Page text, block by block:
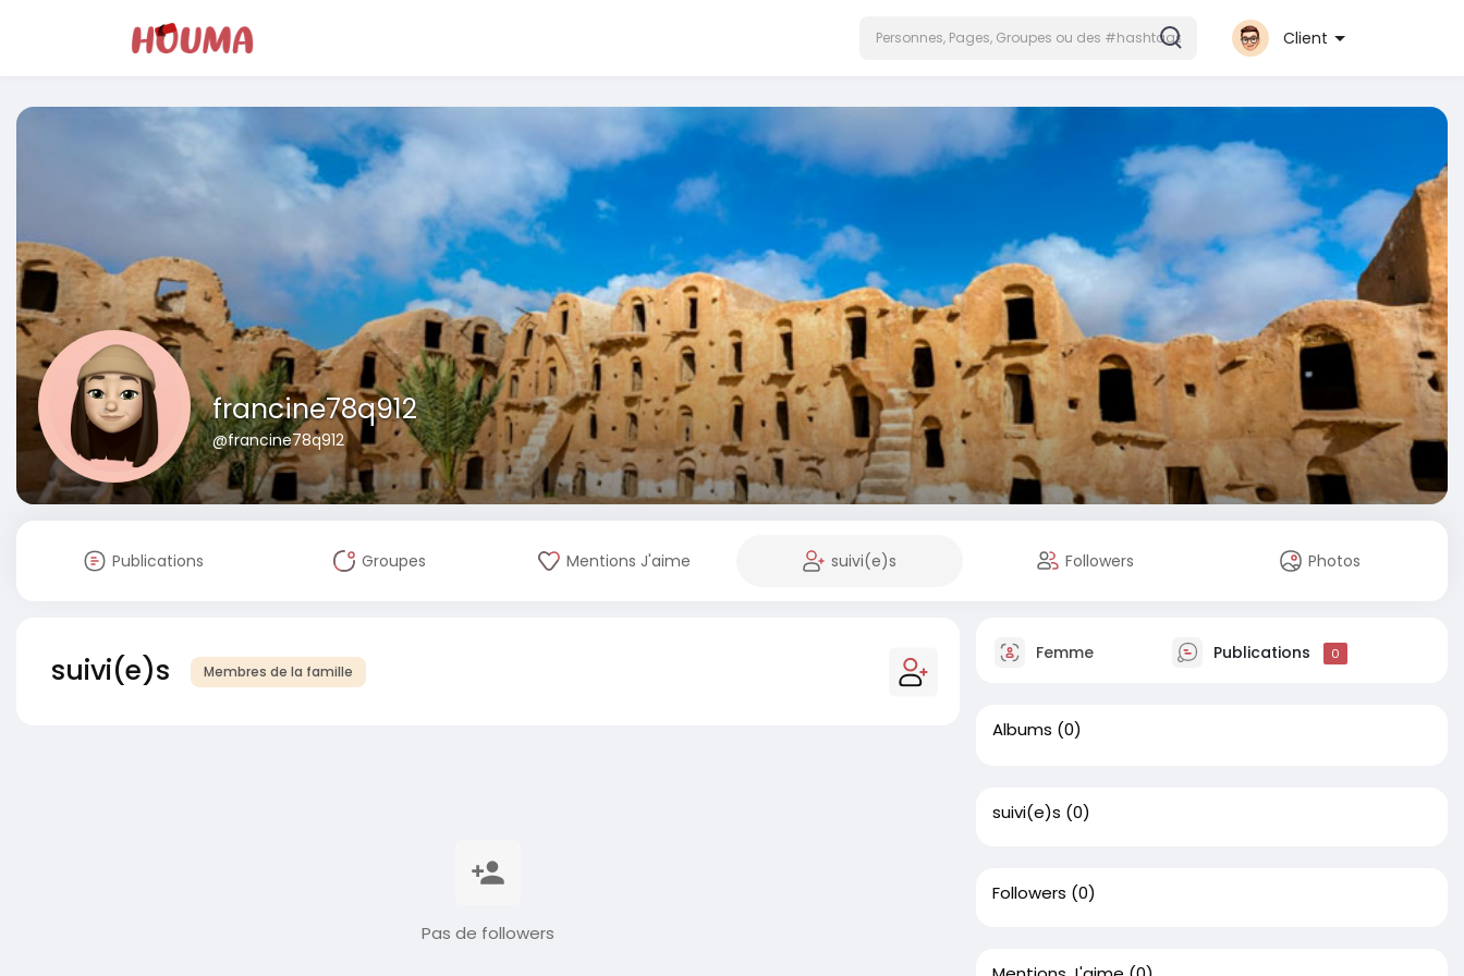
Client
francine78q912
@francine78q912
Publications Groupes Mentions J'aime suivi(e)s Followers Photos
suivi(e)s Membres de la famille
Pas de followers
Femme Publications 0
Albums (0)
suivi(e)s (0)
Followers (0)